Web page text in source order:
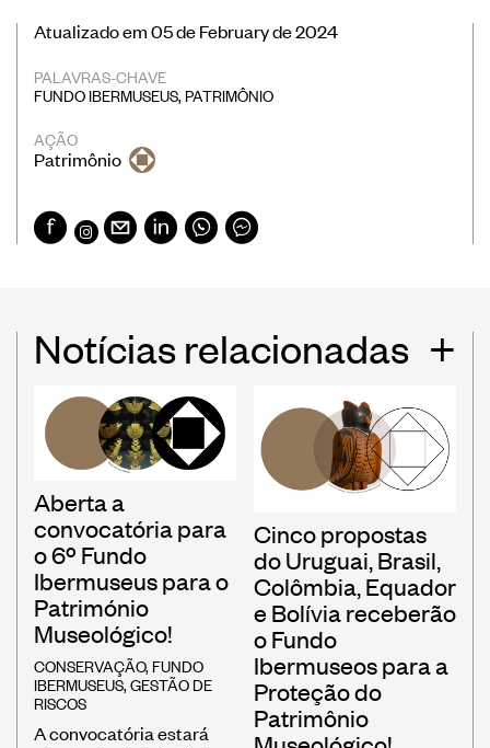
Atualizado em 05 de February de 2024
PALAVRAS-CHAVE
FUNDO IBERMUSEUS, PATRIMÔNIO
AÇÃO
Patrimônio
Notícias relacionadas +
Aberta a
convocatória para
o 6º Fundo
Ibermuseus para o
Património
Museológico!
CONSERVAÇÃO, FUNDO
IBERMUSEUS,GESTÃO DE
RISCOS
A convocatória estará
Cinco propostas
do Uruguai, Brasil,
Colômbia, Equador
e Bolívia receberão
o Fundo
Ibermuseos para a
Proteção do
Patrimônio